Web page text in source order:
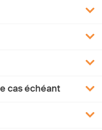
cas échéant